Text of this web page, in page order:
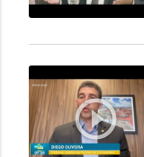
play_circle_outline